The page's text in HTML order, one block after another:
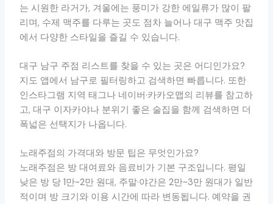
는 시원한 라거가, 겨울에는 풍미가 강한 에일류가 많이 팔
리며, 수제 맥주를 다루는 곳도 점차 늘어나 대구 맥주 맛집
에서 다양한 스타일을 즐길 수 있습니다.
대구 남구 주점 리스트를 찾을 수 있는 곳은 어디인가요?
지도 앱에서 남구로 필터링하고 검색하면 빠릅니다. 또한
인스타그램 지역 태그나 네이버·카카오맵의 리뷰를 참고하
고, 대구 이자카야나 분위기 좋은 술집을 함께 검색하면 더
폭넓은 선택지가 나옵니다.
노래주점의 가격대와 방문 팁은 무엇인가요?
노래주점은 방 대여료와 음료비가 기본 구조입니다. 평일
낮은 방 당 1만~2만 원대, 주말·야간은 2만~3만 원대가 일반
적이며 방 크기와 이용 시간에 따라 변동됩니다. 예약을 권